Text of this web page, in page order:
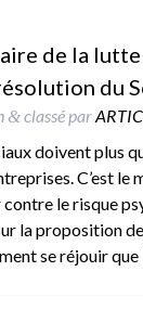
de la
du
&classé par
doivent plus
C’est le
contre le risque
la proposition
se réjouir